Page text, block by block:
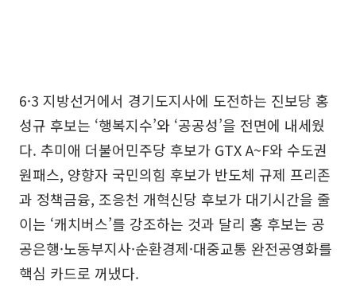
6·3 지방선거에서 경기도지사에 도전하는 진보당 홍
성규 후보는 ‘행복지수’와 ‘공공성’을 전면에 내세웠
다. 추미애 더불어민주당 후보가 GTX A~F와 수도권
원패스, 양향자 국민의힘 후보가 반도체 규제 프리존
과 정책금융, 조응천 개혁신당 후보가 대기시간을 줄
이는 ‘캐치버스’를 강조하는 것과 달리 홍 후보는 공
공은행·노동부지사·순환경제·대중교통 완전공영화를
핵심 카드로 꺼냈다.